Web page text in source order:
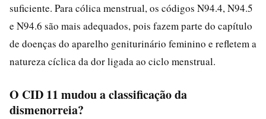
suficiente. Para cólica menstrual, os códigos N94.4, N94.5
e N94.6 são mais adequados, pois fazem parte do capítulo
de doenças do aparelho geniturinário feminino e refletem a
natureza cíclica da dor ligada ao ciclo menstrual.
O CID 11 mudou a classificação da
dismenorreia?